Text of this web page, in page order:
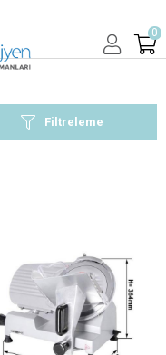
0
Filtreleme